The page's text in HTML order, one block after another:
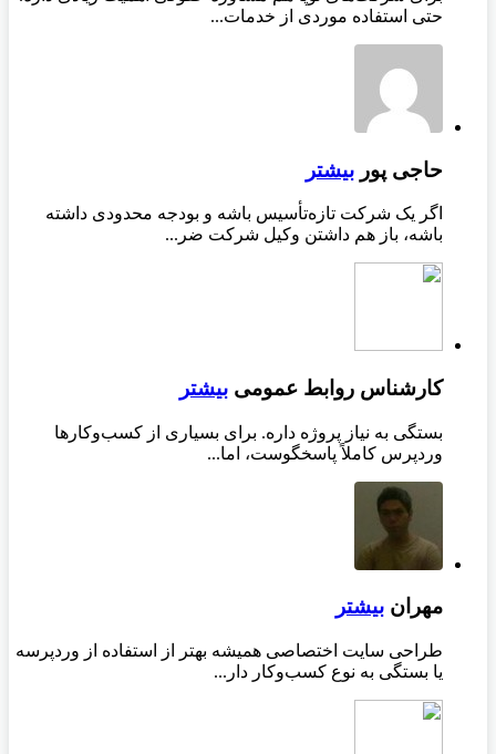
حتی استفاده موردی از خدمات...
حاجی پور بیشتر
اگر یک شرکت تازه‌تأسیس باشه و بودجه محدودی داشته
باشه، باز هم داشتن وکیل شرکت ضر...
کارشناس روابط عمومی بیشتر
بستگی به نیاز پروژه داره. برای بسیاری از کسب‌وکارها
وردپرس کاملاً پاسخگوست، اما...
مهران بیشتر
طراحی سایت اختصاصی همیشه بهتر از استفاده از وردپرسه
یا بستگی به نوع کسب‌وکار دار...